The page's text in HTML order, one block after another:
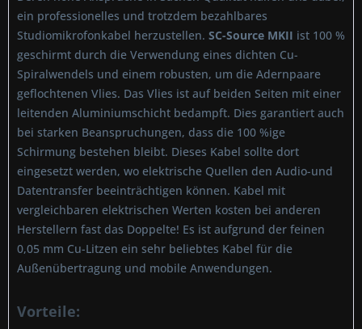
ein professionelles und trotzdem bezahlbares
Studiomikrofonkabel herzustellen. SC-Source MKII ist 100 %
geschirmt durch die Verwendung eines dichten Cu-
Spiralwendels und einem robusten, um die Adernpaare
geflochtenen Vlies. Das Vlies ist auf beiden Seiten mit einer
leitenden Aluminiumschicht bedampft. Dies garantiert auch
bei starken Beanspruchungen, dass die 100 %ige
Schirmung bestehen bleibt. Dieses Kabel sollte dort
eingesetzt werden, wo elektrische Quellen den Audio-und
Datentransfer beeinträchtigen können. Kabel mit
vergleichbaren elektrischen Werten kosten bei anderen
Herstellern fast das Doppelte! Es ist aufgrund der feinen
0,05 mm Cu-Litzen ein sehr beliebtes Kabel für die
Außenübertragung und mobile Anwendungen.
Vorteile: